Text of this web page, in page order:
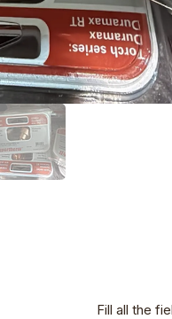
Fill all the